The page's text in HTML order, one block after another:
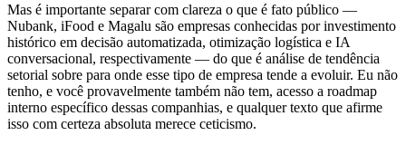
Mas é importante separar com clareza o que é fato público —
Nubank, iFood e Magalu são empresas conhecidas por investimento
histórico em decisão automatizada, otimização logística e IA
conversacional, respectivamente — do que é análise de tendência
setorial sobre para onde esse tipo de empresa tende a evoluir. Eu não
tenho, e você provavelmente também não tem, acesso a roadmap
interno específico dessas companhias, e qualquer texto que afirme
isso com certeza absoluta merece ceticismo.